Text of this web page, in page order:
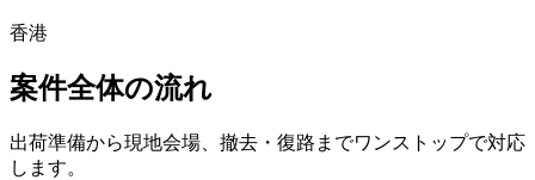
香港
案件全体の流れ
出荷準備から現地会場、撤去・復路までワンストップで対応
します。